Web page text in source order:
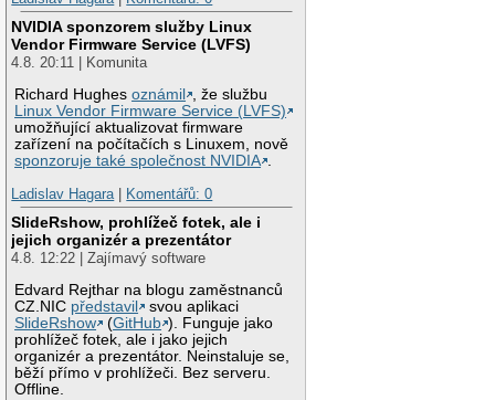
NVIDIA sponzorem služby Linux
Vendor Firmware Service (LVFS)
4.8. 20:11 | Komunita
Richard Hughesoznámil
, že službu
Linux Vendor Firmware Service (LVFS)
umožňující aktualizovat firmware
zařízení na počítačích s Linuxem, nově
sponzoruje také společnost NVIDIA .
Ladislav Hagara | Komentářů: 0
SlideRshow, prohlížeč fotek, ale i
jejich organizér a prezentátor
4.8. 12:22 | Zajímavý software
Edvard Rejthar na blogu zaměstnanců
CZ.NIC představil
svou aplikaci
SlideRshow
(GitHub ). Funguje jako
prohlížeč fotek, ale i jako jejich
organizér a prezentátor. Neinstaluje se,
běží přímo v prohlížeči. Bez serveru.
Offline.